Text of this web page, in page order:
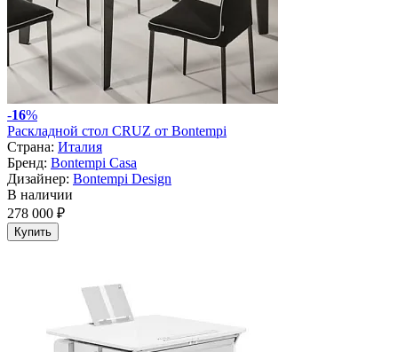
-16%
Раскладной стол CRUZ от Bontempi
Страна: Италия
Бренд: Bontempi Casa
Дизайнер: Bontempi Design
В наличии
278 000 ₽
Купить